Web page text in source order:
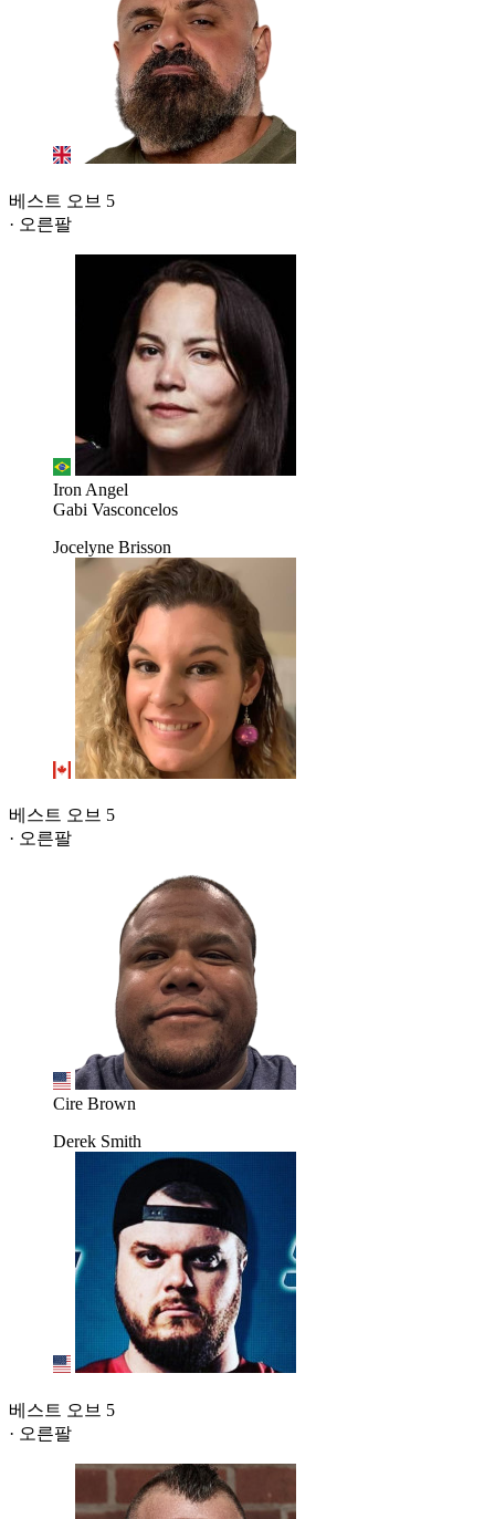
베스트 오브 5
· 오른팔
Iron Angel
Gabi Vasconcelos
Jocelyne Brisson
베스트 오브 5
· 오른팔
Cire Brown
Derek Smith
베스트 오브 5
· 오른팔